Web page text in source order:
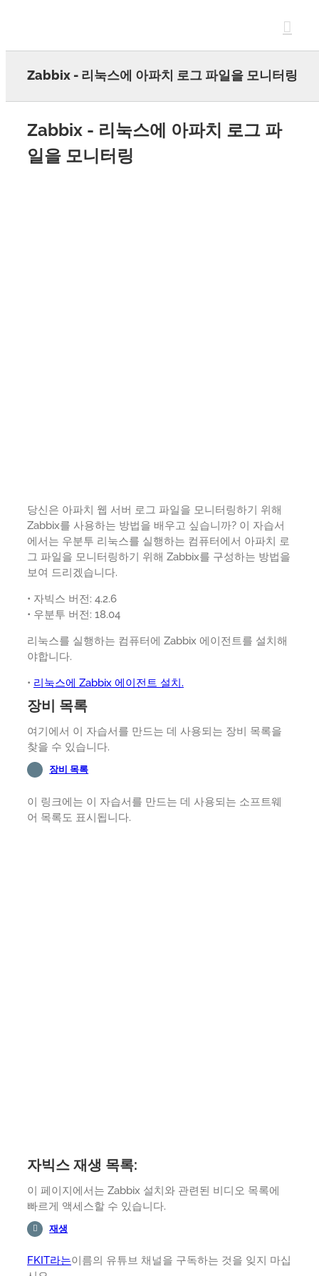
Zabbix - 리눅스에 아파치 로그 파일을 모니터링
Zabbix - 리눅스에 아파치 로그 파
일을 모니터링
당신은 아파치 웹 서버 로그 파일을 모니터링하기 위해
Zabbix를 사용하는 방법을 배우고 싶습니까? 이 자습서
에서는 우분투 리눅스를 실행하는 컴퓨터에서 아파치 로
그 파일을 모니터링하기 위해 Zabbix를 구성하는 방법을
보여 드리겠습니다.
• 자빅스 버전: 4.2.6
• 우분투 버전: 18.04
리눅스를 실행하는 컴퓨터에 Zabbix 에이전트를 설치해
야합니다.
• 리눅스에 Zabbix 에이전트 설치.
장비 목록
여기에서 이 자습서를 만드는 데 사용되는 장비 목록을
찾을 수 있습니다.
장비 목록
이 링크에는 이 자습서를 만드는 데 사용되는 소프트웨
어 목록도 표시됩니다.
자빅스 재생 목록:
이 페이지에서는 Zabbix 설치와 관련된 비디오 목록에
빠르게 액세스할 수 있습니다.
재생
FKIT라는이름의 유튜브 채널을 구독하는 것을 잊지 마십